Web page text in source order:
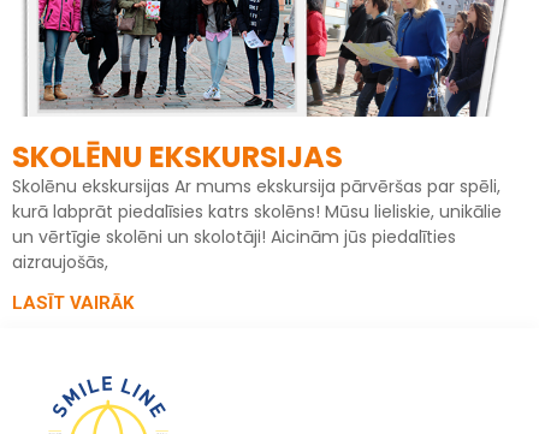
SKOLĒNU EKSKURSIJAS
Skolēnu ekskursijas Ar mums ekskursija pārvēršas par spēli,
kurā labprāt piedalīsies katrs skolēns! Mūsu lieliskie, unikālie
un vērtīgie skolēni un skolotāji! Aicinām jūs piedalīties
aizraujošās,
LASĪT VAIRĀK